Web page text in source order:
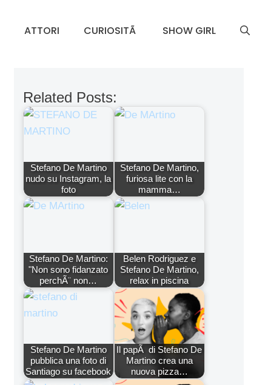
ATTORI CURIOSITÃ SHOW GIRL
Related Posts:
Stefano De Martino
nudo su Instagram, la
foto
Stefano De Martino,
furiosa lite con la
mamma…
Stefano De Martino:
"Non sono fidanzato
perchÃ¨ non…
Belen Rodriguez e
Stefano De Martino,
relax in piscina
Stefano De Martino
pubblica una foto di
Santiago su facebook
Il papÃ di Stefano De
Martino crea una
nuova pizza…